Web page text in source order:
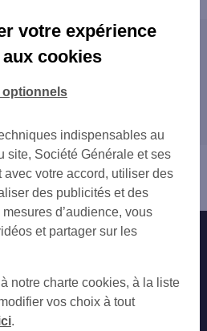
Nous contacter
sites SG
votre expérience
cookies
indispensables au
site, Société Générale et ses
votre accord, utiliser des
des publicités et des
d’audience, vous
et partager sur les
notre charte cookies, à la liste
vos choix à tout
.
optionnels